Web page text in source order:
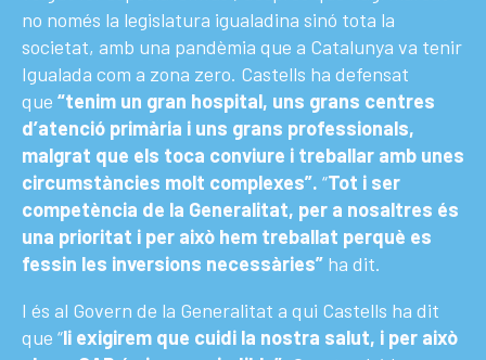
no només la legislatura igualadina sinó tota la
societat, amb una pandèmia que a Catalunya va tenir
Igualada com a zona zero. Castells ha defensat
que “tenim un gran hospital, uns grans centres
d’atenció primària i uns grans professionals,
malgrat que els toca conviure i treballar amb unes
circumstàncies molt complexes”. “Tot i ser
competència de la Generalitat, per a nosaltres és
una prioritat i per això hem treballat perquè es
fessin les inversions necessàries” ha dit.
I és al Govern de la Generalitat a qui Castells ha dit
que “li exigirem que cuidi la nostra salut, i per això